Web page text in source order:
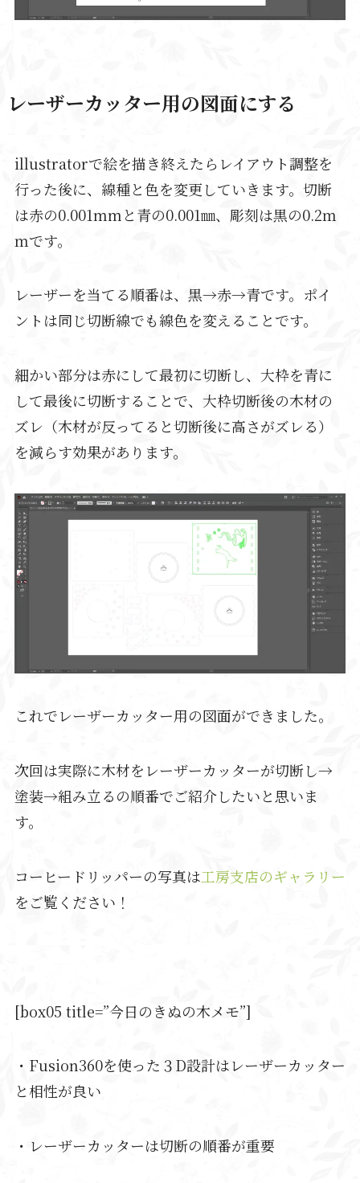
レーザーカッター用の図面にする
illustratorで絵を描き終えたらレイアウト調整を
行った後に、線種と色を変更していきます。切断
は赤の0.001mmと青の0.001㎜、彫刻は黒の0.2ｍ
ｍです。
レーザーを当てる順番は、黒→赤→青です。 ポイ
ントは同じ切断線でも線色を変えることです。
細かい部分は赤にして最初に切断し、大枠を青に
して最後に切断することで、大枠切断後の木材の
ズレ（木材が反ってると切断後に高さがズレる）
を減らす効果があります。
これでレーザーカッター用の図面ができました。
次回は実際に木材をレーザーカッターが切断し→
塗装→組み立るの順番でご紹介したいと思いま
す。
コーヒードリッパーの写真は工房支店のギャラリー
をご覧ください！
[box05 title=”今日のきぬの木メモ”]
・Fusion360を使った３D設計はレーザーカッター
と相性が良い
・レーザーカッターは切断の順番が重要